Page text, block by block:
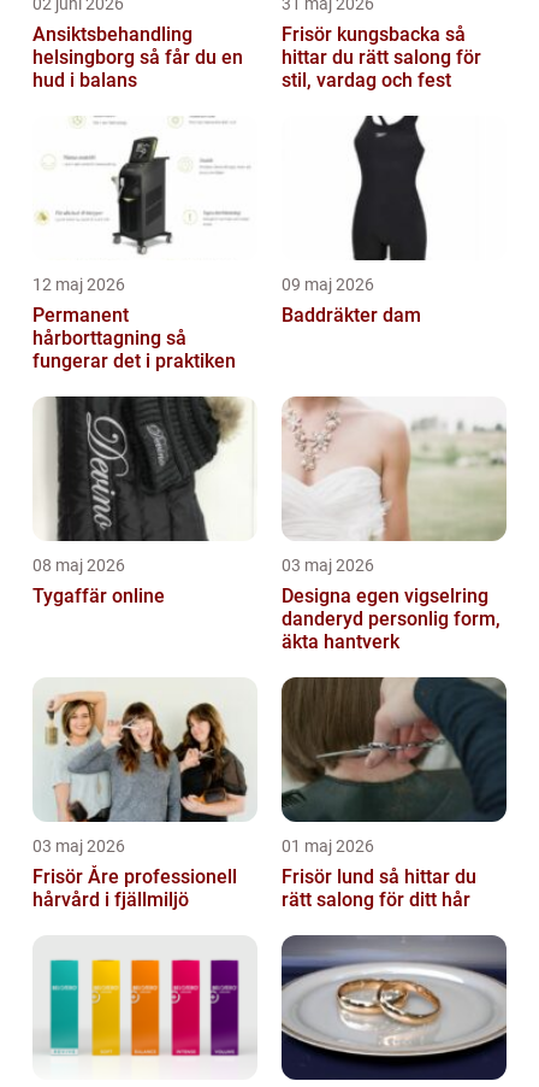
Ansiktsbehandling
helsingborg så får du en
hud i balans
Frisör kungsbacka så
hittar du rätt salong för
stil, vardag och fest
12 maj 2026
Permanent
hårborttagning så
fungerar det i praktiken
09 maj 2026
Baddräkter dam
08 maj 2026
Tygaffär online
03 maj 2026
Designa egen vigselring
danderyd personlig form,
äkta hantverk
03 maj 2026
Frisör Åre professionell
hårvård i fjällmiljö
01 maj 2026
Frisör lund så hittar du
rätt salong för ditt hår